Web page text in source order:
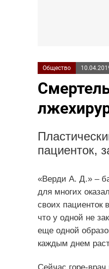
Общество
пациенток,
«Верди А. Д.» –
для многих
своих пациенток
что у одной не
еще одной
каждым днем